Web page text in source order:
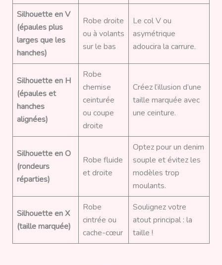
Silhouette en V
(épaules plus
larges que les
hanches)
Robe droite
ou à volants
sur le bas
Le col V ou
asymétrique
adoucira la carrure.
Silhouette en H
(épaules et
hanches
alignées)
Robe
chemise
ceinturée
ou coupe
droite
Créez l’illusion d’une
taille marquée avec
une ceinture.
Silhouette en O
(rondeurs
réparties)
Robe fluide
et droite
Optez pour un denim
souple et évitez les
modèles trop
moulants.
Silhouette en X
(taille marquée)
Robe
cintrée ou
cache-cœur
Soulignez votre
atout principal : la
taille !